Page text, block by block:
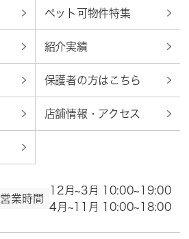
ペット可物件特集
紹介実績
保護者の方はこちら
店舗情報・アクセス
営業時間
12月~3月 10:00~19:00
4月~11月 10:00~18:00